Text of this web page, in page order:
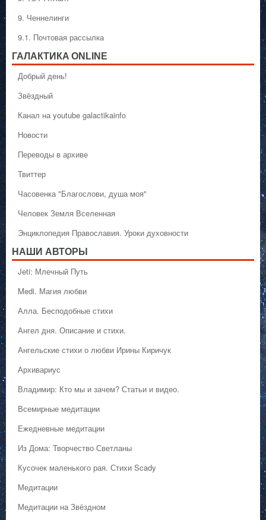
9. Ченнелинги
9.1. Почтовая рассылка
ГАЛАКТИКA ONLINE
Добрый день!
Звёздный
Канал на youtube galactikainfo
Новости
Переводы в архиве
Твиттер
Часовенка "Благослови, душа моя"
Человек Земля Вселенная
Энциклопедия Православия. Уроки духовности
НАШИ АВТОРЫ
Jeti: Млечный Путь
Medi. Магия любви
Алла. Бесподобные стихи
Ангел дня. Описание и стихи.
Ангельские стихи о любви Ирины Киричук
Архивариус
Владимир: Кто мы и зачем? Статьи и видео.
Всемирные медитации
Ежедневные медитации
Из Дома: Творчество Светланы
Кусочек маленького рая. Стихи Scady
Медитации
Медитации на Звёздном